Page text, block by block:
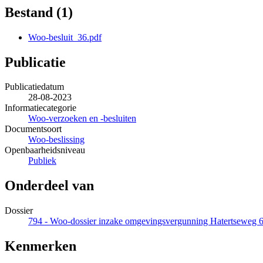
Bestand (1)
Woo-besluit_36.pdf
Publicatie
Publicatiedatum
28-08-2023
Informatiecategorie
Woo-verzoeken en -besluiten
Documentsoort
Woo-beslissing
Openbaarheidsniveau
Publiek
Onderdeel van
Dossier
794 - Woo-dossier inzake omgevingsvergunning Hatertseweg
Kenmerken